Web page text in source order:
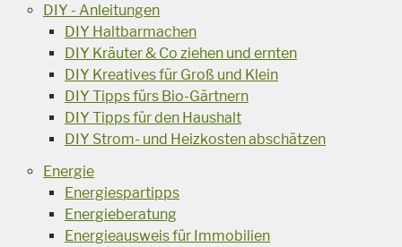
DIY - Anleitungen
DIY Haltbarmachen
DIY Kräuter & Co ziehen und ernten
DIY Kreatives für Groß und Klein
DIY Tipps fürs Bio-Gärtnern
DIY Tipps für den Haushalt
DIY Strom- und Heizkosten abschätzen
Energie
Energiespartipps
Energieberatung
Energieausweis für Immobilien